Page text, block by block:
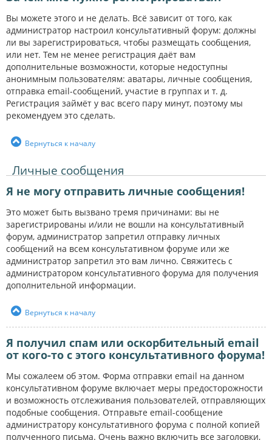
Вы можете этого и не делать. Всё зависит от того, как
администратор настроил консультативный форум: должны
ли вы зарегистрироваться, чтобы размещать сообщения,
или нет. Тем не менее регистрация даёт вам
дополнительные возможности, которые недоступны
анонимным пользователям: аватары, личные сообщения,
отправка email-сообщений, участие в группах и т. д.
Регистрация займёт у вас всего пару минут, поэтому мы
рекомендуем это сделать.
Вернуться к началу
Личные сообщения
Я не могу отправить личные сообщения!
Это может быть вызвано тремя причинами: вы не
зарегистрированы и/или не вошли на консультативный
форум, администратор запретил отправку личных
сообщений на всем консультативном форуме или же
администратор запретил это вам лично. Свяжитесь с
администратором консультативного форума для получения
дополнительной информации.
Вернуться к началу
Я получил спам или оскорбительный email
от кого-то с этого консультативного форума!
Мы сожалеем об этом. Форма отправки email на данном
консультативном форуме включает меры предосторожности
и возможность отслеживания пользователей, отправляющих
подобные сообщения. Отправьте email-сообщение
администратору консультативного форума с полной копией
полученного письма. Очень важно включить все заголовки,